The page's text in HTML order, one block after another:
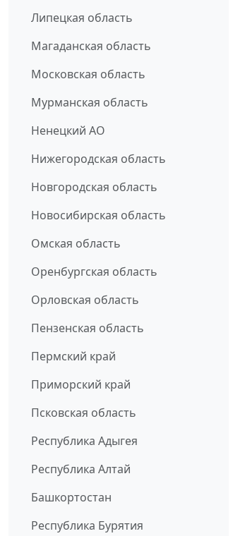
Липецкая область
Магаданская область
Московская область
Мурманская область
Ненецкий АО
Нижегородская область
Новгородская область
Новосибирская область
Омская область
Оренбургская область
Орловская область
Пензенская область
Пермский край
Приморский край
Псковская область
Республика Адыгея
Республика Алтай
Башкортостан
Республика Бурятия